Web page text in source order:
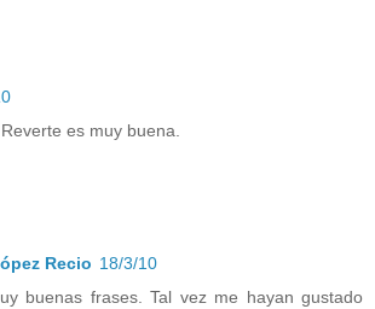
es muy buena.
Recio 18/3/10
buenas frases. Tal vez me hayan gustado